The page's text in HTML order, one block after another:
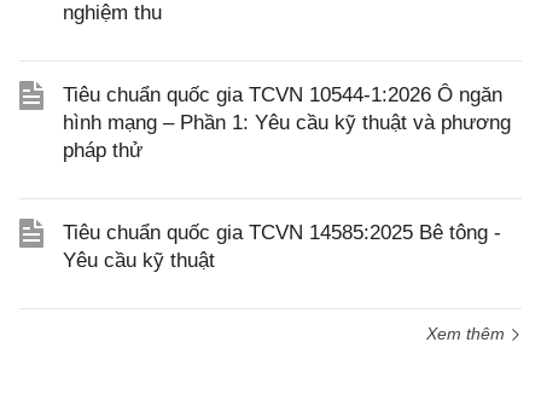
nghiệm thu
Tiêu chuẩn quốc gia TCVN 10544-1:2026 Ô ngăn
hình mạng – Phần 1: Yêu cầu kỹ thuật và phương
pháp thử
Tiêu chuẩn quốc gia TCVN 14585:2025 Bê tông -
Yêu cầu kỹ thuật
Xem thêm